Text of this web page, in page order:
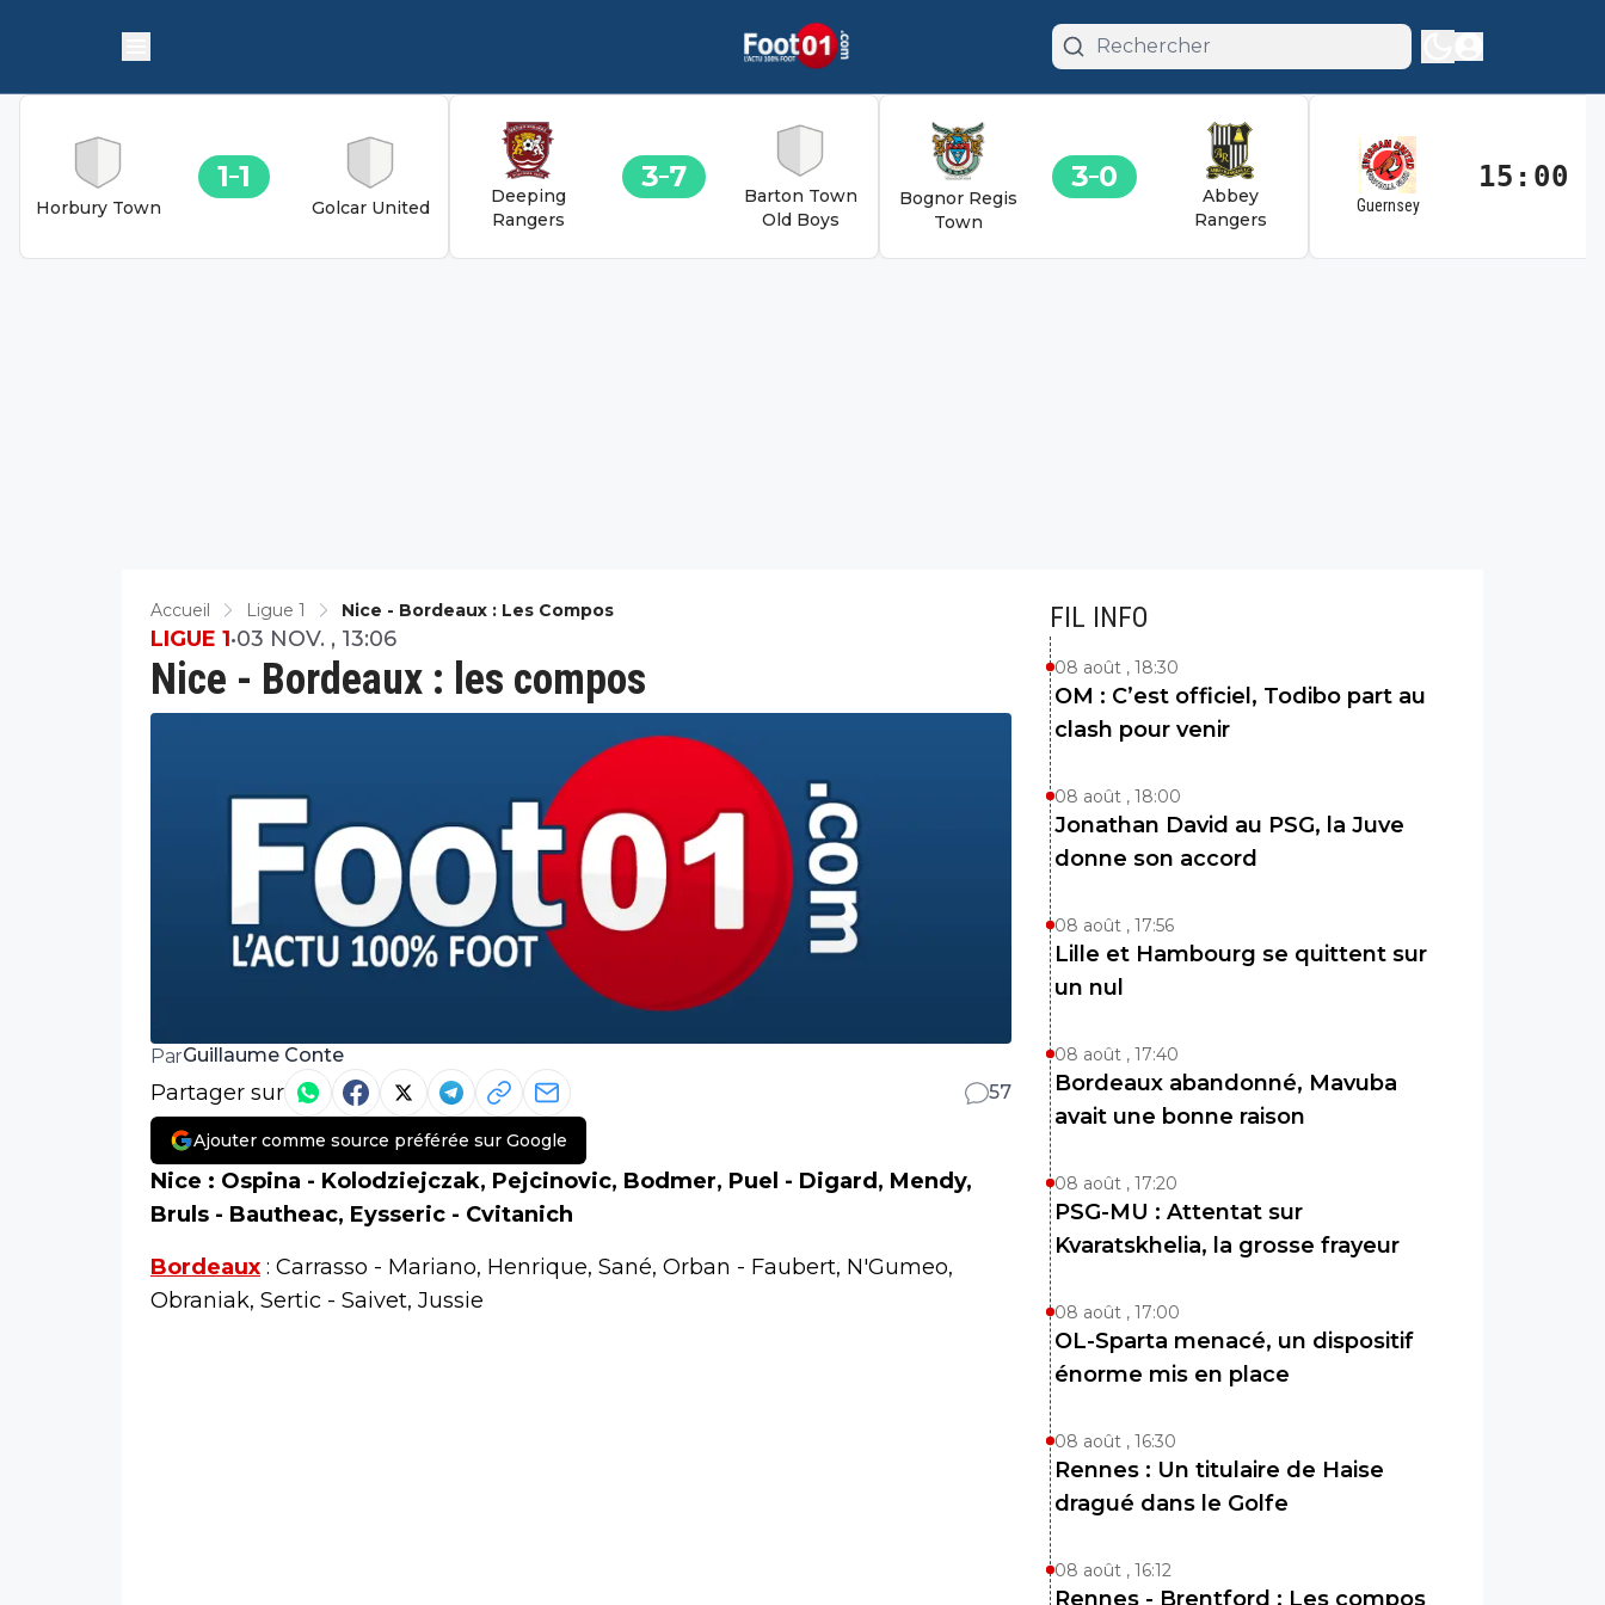
Horbury Town
1 1
Golcar United
Deeping
Rangers
3 7
Barton Town
Old Boys
Bognor Regis
Town
3 0
Abbey
Rangers
Guernsey
15:00
Accueil Ligue 1 Nice - Bordeaux : Les Compos
Nice - Bordeaux : les compos
LIGUE 1•03 NOV. , 13:06
ParGuillaume Conte
Partager sur 57
Ajouter comme source préférée sur Google
Nice : Ospina - Kolodziejczak, Pejcinovic, Bodmer, Puel - Digard, Mendy,
Bruls - Bautheac, Eysseric - Cvitanich
Bordeaux : Carrasso - Mariano, Henrique, Sané, Orban - Faubert, N'Gumeo,
Obraniak, Sertic - Saivet, Jussie
FIL INFO
08 août , 18:30
OM : C’est officiel, Todibo part au
clash pour venir
08 août , 18:00
Jonathan David au PSG, la Juve
donne son accord
08 août , 17:56
Lille et Hambourg se quittent sur
un nul
08 août , 17:40
Bordeaux abandonné, Mavuba
avait une bonne raison
08 août , 17:20
PSG-MU : Attentat sur
Kvaratskhelia, la grosse frayeur
08 août , 17:00
OL-Sparta menacé, un dispositif
énorme mis en place
08 août , 16:30
Rennes : Un titulaire de Haise
dragué dans le Golfe
08 août , 16:12
Rennes - Brentford : Les compos